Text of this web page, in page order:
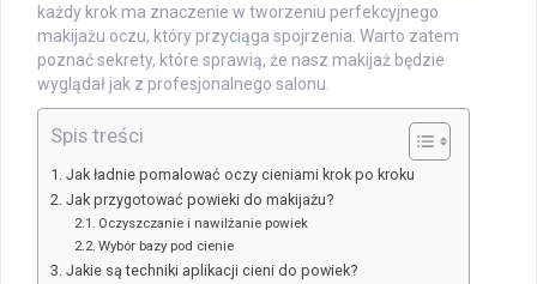
każdy krok ma znaczenie w tworzeniu perfekcyjnego
makijażu oczu, który przyciąga spojrzenia. Warto zatem
poznać sekrety, które sprawią, że nasz makijaż będzie
wyglądał jak z profesjonalnego salonu.
Spis treści
Jak ładnie pomalować oczy cieniami krok po kroku
Jak przygotować powieki do makijażu?
Oczyszczanie i nawilżanie powiek
Wybór bazy pod cienie
Jakie są techniki aplikacji cieni do powiek?